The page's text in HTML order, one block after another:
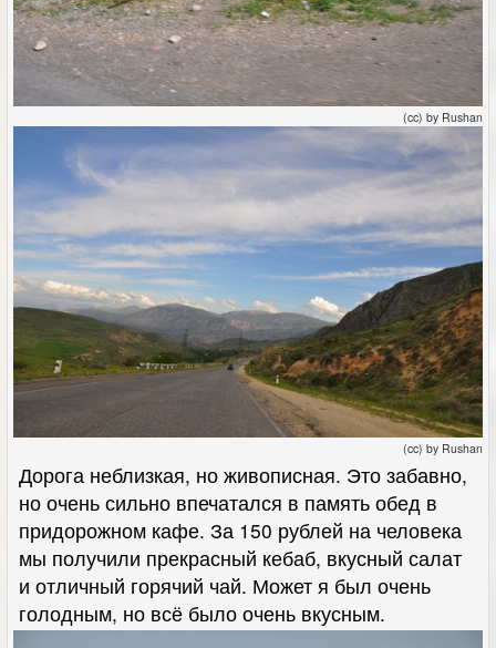
(cc) by Rushan
(cc) by Rushan
Дорога неблизкая, но живописная. Это забавно,
но очень сильно впечатался в память обед в
придорожном кафе. За 150 рублей на человека
мы получили прекрасный кебаб, вкусный салат
и отличный горячий чай. Может я был очень
голодным, но всё было очень вкусным.